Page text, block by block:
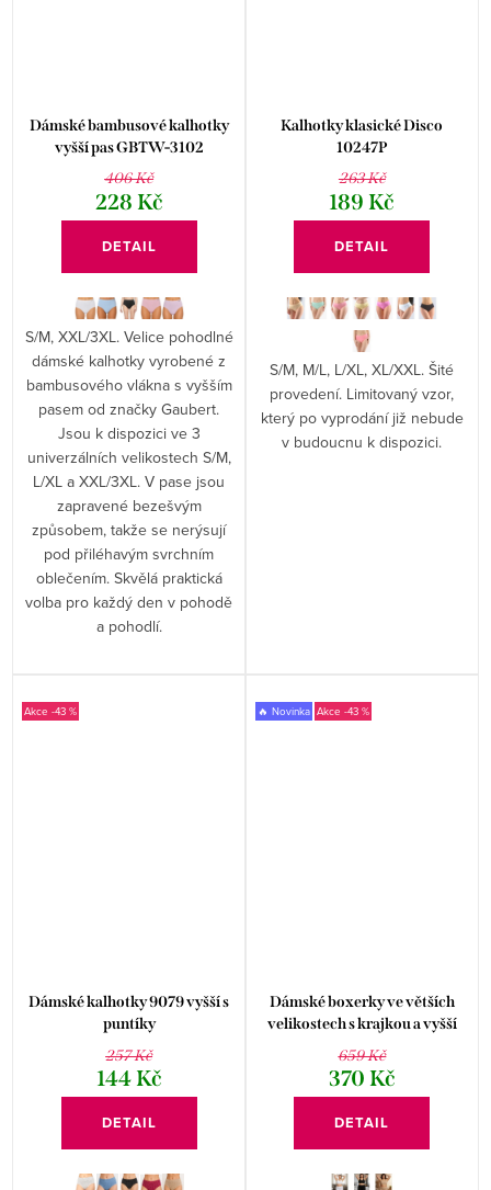
Dámské bambusové kalhotky
vyšší pas GBTW-3102
406 Kč
228 Kč
DETAIL
S/M, XXL/3XL. Velice pohodlné
dámské kalhotky vyrobené z
bambusového vlákna s vyšším
pasem od značky Gaubert.
Jsou k dispozici ve 3
univerzálních velikostech S/M,
L/XL a XXL/3XL. V pase jsou
zapravené bezešvým
způsobem, takže se nerýsují
pod přiléhavým svrchním
oblečením. Skvělá praktická
volba pro každý den v pohodě
a pohodlí.
Kalhotky klasické Disco
10247P
263 Kč
189 Kč
DETAIL
S/M, M/L, L/XL, XL/XXL. Šité
provedení. Limitovaný vzor,
který po vyprodání již nebude
v budoucnu k dispozici.
-43 %
Dámské kalhotky 9079 vyšší s
puntíky
257 Kč
144 Kč
DETAIL
🔥 Novinka -43 %
Dámské boxerky ve větších
velikostech s krajkou a vyšší
nohavičkou Moraj
659 Kč
370 Kč
DETAIL